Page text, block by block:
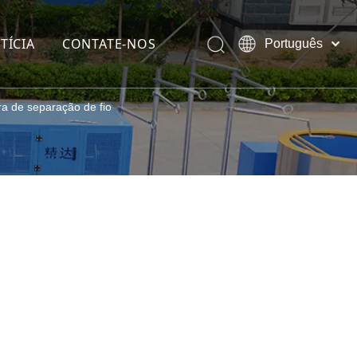
(galvanizado)
CONTATE-NOS
Português
Pусский
English
de separação de fio